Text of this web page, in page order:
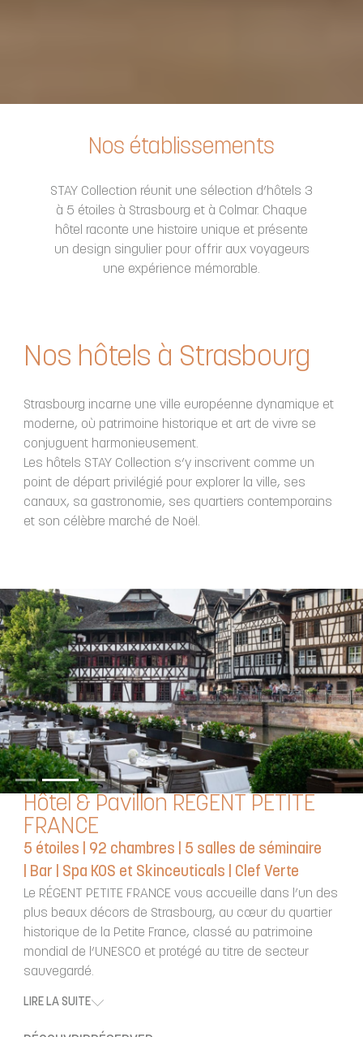
Nos établissements
STAY Collection réunit une sélection d’hôtels 3
à 5 étoiles à Strasbourg et à Colmar. Chaque
hôtel raconte une histoire unique et présente
un design singulier pour offrir aux voyageurs
une expérience mémorable.
Nos hôtels à Strasbourg
Strasbourg incarne une ville européenne dynamique et
moderne, où patrimoine historique et art de vivre se
conjuguent harmonieusement.
Les hôtels STAY Collection s’y inscrivent comme un
point de départ privilégié pour explorer la ville, ses
canaux, sa gastronomie, ses quartiers contemporains
et son célèbre marché de Noël.
Hôtel & Pavillon RÉGENT PETITE
FRANCE
5 étoiles | 92 chambres | 5 salles de séminaire
| Bar | Spa KOS et Skinceuticals | Clef Verte
Le RÉGENT PETITE FRANCE vous accueille dans l’un des
plus beaux décors de Strasbourg, au cœur du quartier
historique de la Petite France, classé au patrimoine
mondial de l’UNESCO et protégé au titre de secteur
sauvegardé.
LIRE LA SUITE